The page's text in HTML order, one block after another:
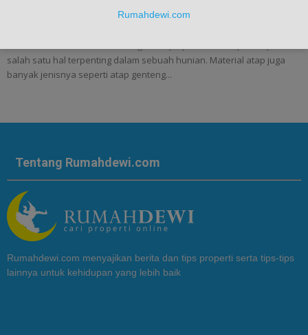
salah satu hal terpenting dalam sebuah hunian. Material atap juga
banyak jenisnya seperti atap genteng...
Tentang Rumahdewi.com
Rumahdewi.com menyajikan berita dan tips properti serta tips-tips
lainnya untuk kehidupan yang lebih baik
Rumahdewi.com